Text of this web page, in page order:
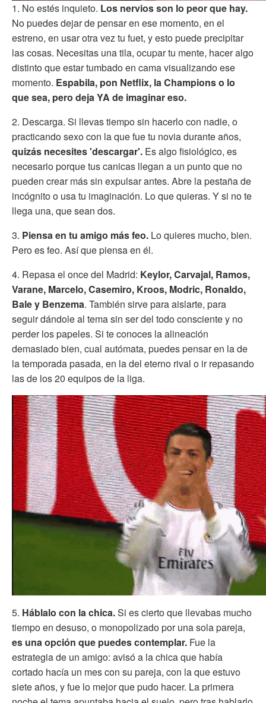
1. No estés inquieto. Los nervios son lo peor que hay.
No puedes dejar de pensar en ese momento, en el
estreno, en usar otra vez tu fuet, y esto puede precipitar
las cosas. Necesitas una tila, ocupar tu mente, hacer algo
distinto que estar tumbado en cama visualizando ese
momento. Espabila, pon Netflix, la Champions o lo
que sea, pero deja YA de imaginar eso.
2. Descarga. Si llevas tiempo sin hacerlo con nadie, o
practicando sexo con la que fue tu novia durante años,
quizás necesites 'descargar'. Es algo fisiológico, es
necesario porque tus canicas llegan a un punto que no
pueden crear más sin expulsar antes. Abre la pestaña de
incógnito o usa tu imaginación. Lo que quieras. Y si no te
llega una, que sean dos.
3. Piensa en tu amigo más feo. Lo quieres mucho, bien.
Pero es feo. Así que piensa en él.
4. Repasa el once del Madrid: Keylor, Carvajal, Ramos,
Varane, Marcelo, Casemiro, Kroos, Modric, Ronaldo,
Bale y Benzema. También sirve para aislarte, para
seguir dándole al tema sin ser del todo consciente y no
perder los papeles. Si te conoces la alineación
demasiado bien, cual autómata, puedes pensar en la de
la temporada pasada, en la del eterno rival o ir repasando
las de los 20 equipos de la liga.
5. Háblalo con la chica.Si es cierto que llevabas mucho
tiempo en desuso, o monopolizado por una sola pareja,
es una opción que puedes contemplar. Fue la
estrategia de un amigo: avisó a la chica que había
cortado hacía un mes con su pareja, con la que estuvo
siete años, y fue lo mejor que pudo hacer. La primera